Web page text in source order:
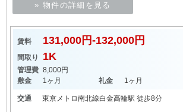
» 物件の詳細を見る
賃料 131,000円-132,000円
間取り 1K
管理費 8,000円
敷金
1ヶ月 礼金 1ヶ月
交通 東京メトロ南北線白金高輪駅 徒歩8分